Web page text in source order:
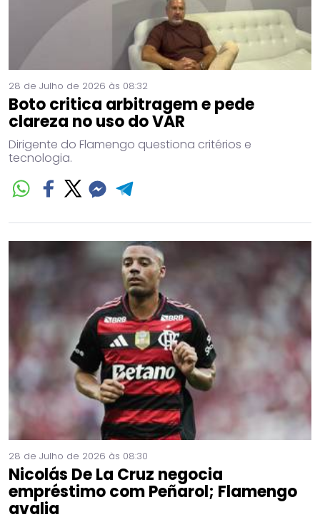
28 de Julho de 2026 às 08:32
Boto critica arbitragem e pede
clareza no uso do VAR
Dirigente do Flamengo questiona critérios e
tecnologia.
28 de Julho de 2026 às 08:30
Nicolás De La Cruz negocia
empréstimo com Peñarol; Flamengo
avalia